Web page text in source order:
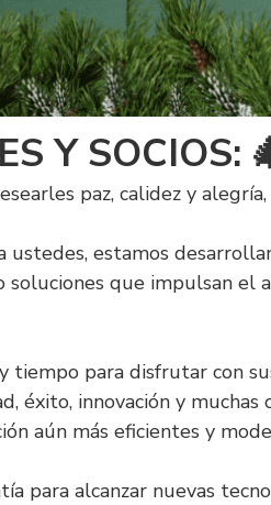
Y SOCIOS:
paz, calidez y
ustedes, estamos
que impulsan el
tiempo para disfrutar con
éxito, innovación y
aún más eficientes y
para alcanzar nuevas